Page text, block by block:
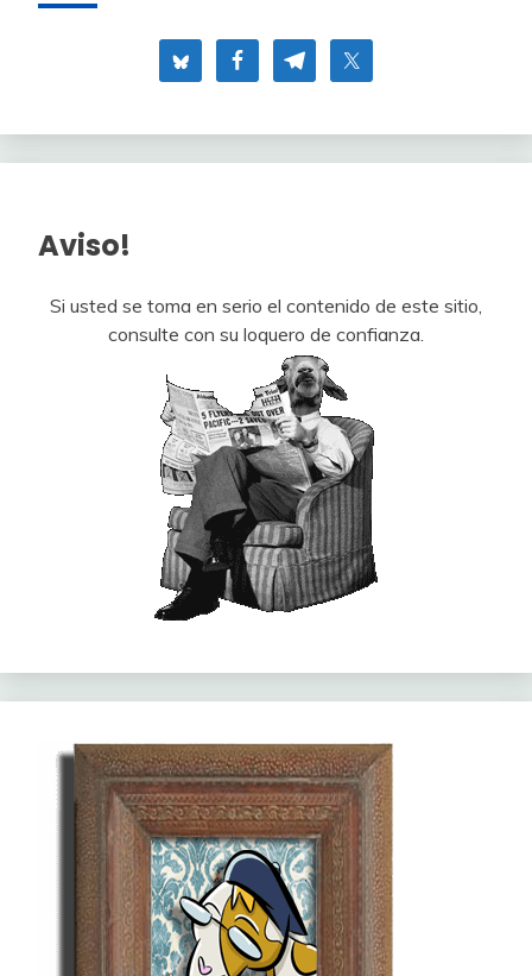
Aviso!
Si usted se toma en serio el contenido de este sitio,
consulte con su loquero de confianza.